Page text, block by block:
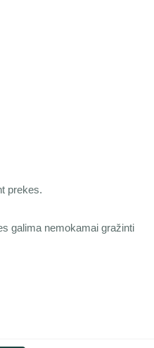
prekes.
galima nemokamai gražinti